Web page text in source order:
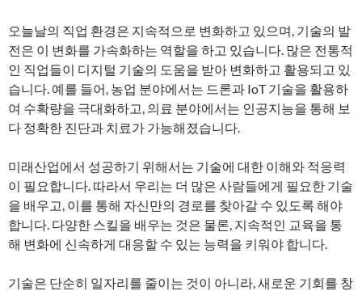
오늘날의 직업 환경은 지속적으로 변화하고 있으며, 기술의 발
전은 이 변화를 가속화하는 역할을 하고 있습니다. 많은 전통적
인 직업들이 디지털 기술의 도움을 받아 변화하고 활용되고 있
습니다. 예를 들어, 농업 분야에서는 드론과 IoT 기술을 활용하
여 수확량을 극대화하고, 의료 분야에서는 인공지능을 통해 보
다 정확한 진단과 치료가 가능해졌습니다.
미래산업에서 성공하기 위해서는 기술에 대한 이해와 적응력
이 필요합니다. 따라서 우리는 더 많은 사람들에게 필요한 기술
을 배우고, 이를 통해 자신만의 경로를 찾아갈 수 있도록 해야
합니다. 다양한 스킬을 배우는 것은 물론, 지속적인 교육을 통
해 변화에 신속하게 대응할 수 있는 능력을 키워야 합니다.
기술은 단순히 일자리를 줄이는 것이 아니라, 새로운 기회를 창